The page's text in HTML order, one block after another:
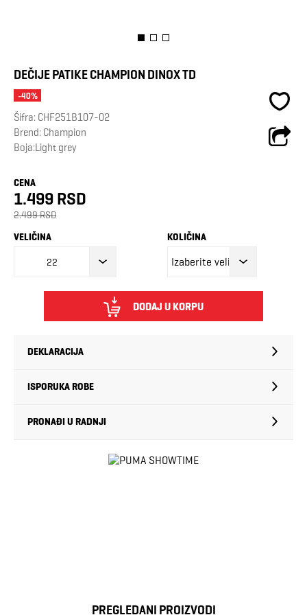
DEČIJE PATIKE CHAMPION DINOX TD
-40%
Šifra: CHF251B107-02
Brend: Champion
Boja:Light grey
CENA
1.499 RSD
2.499 RSD
VELIČINA
22
KOLIČINA
DODAJ U KORPU
DEKLARACIJA
ISPORUKA ROBE
PRONAĐI U RADNJI
PREGLEDANI PROIZVODI